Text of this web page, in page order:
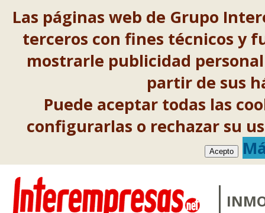
Las páginas web de Grupo
terceros con fines técnicos y
mostrarle publicidad
partir de sus
Puede aceptar todas las
configurarlas o rechazar su
Acepto